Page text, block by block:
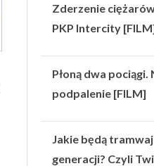
Zderzenie
PKP Intercity
Płoną dwa
podpalenie [FILM]
Jakie będą
generacji? Czyli